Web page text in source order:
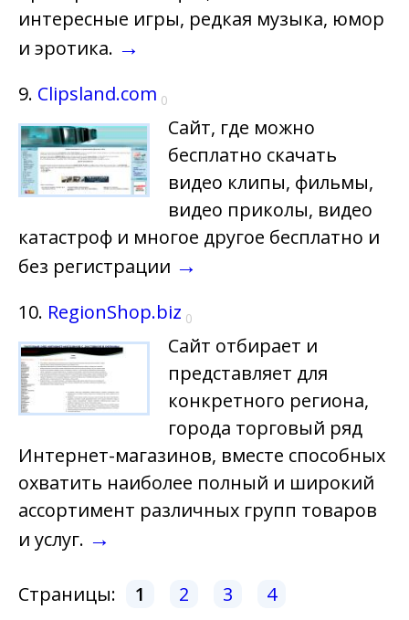
интересные игры, редкая музыка, юмор
и эротика. →
9. Clipsland.com 0
Сайт, где можно
бесплатно скачать
видео клипы, фильмы,
видео приколы, видео
катастроф и многое другое бесплатно и
без регистрации →
10. RegionShop.biz 0
Cайт отбирает и
представляет для
конкретного региона,
города торговый ряд
Интернет-магазинов, вместе способных
охватить наиболее полный и широкий
ассортимент различных групп товаров
и услуг. →
Страницы: 1 2 3 4